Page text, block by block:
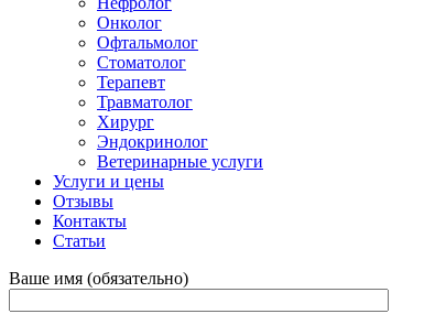
Онколог
Офтальмолог
Стоматолог
Терапевт
Травматолог
Хирург
Эндокринолог
Ветеринарные услуги
Услуги и цены
Отзывы
Контакты
Статьи
Ваше имя (обязательно)